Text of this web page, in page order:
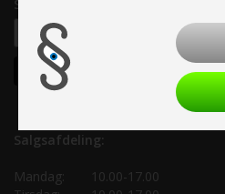
Samtykke til nyhedsbrev
Salgsafdeling:
Mandag:
10.00-17.00